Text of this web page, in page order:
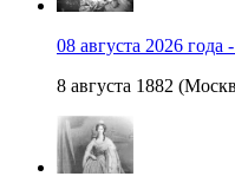
08 августа 2026
8 августа 1882